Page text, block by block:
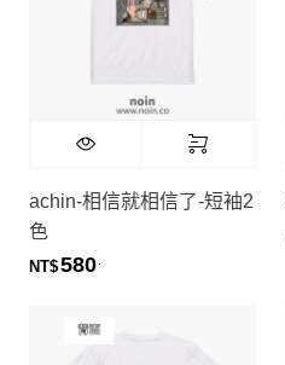
achin-相信就相信了-短袖2
色
NT$580